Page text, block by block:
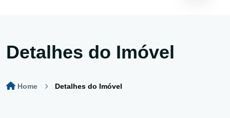
Detalhes do Imóvel
Home Detalhes do Imóvel